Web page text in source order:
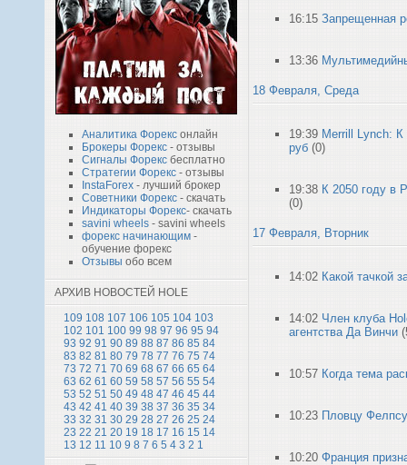
Аналитика Форекс онлайн
Брокеры Форекс - отзывы
Сигналы Форекс бесплатно
Стратегии Форекс - отзывы
InstaForex - лучший брокер
Советники Форекс - скачать
Индикаторы Форекс- скачать
savini wheels - savini wheels
форекс начинающим -
обучение форекс
Отзывы обо всем
АРХИВ НОВОСТЕЙ HOLE
109 108 107 106 105 104 103
102 101 100 99 98 97 96 95 94
93 92 91 90 89 88 87 86 85 84
83 82 81 80 79 78 77 76 75 74
73 72 71 70 69 68 67 66 65 64
63 62 61 60 59 58 57 56 55 54
53 52 51 50 49 48 47 46 45 44
43 42 41 40 39 38 37 36 35 34
33 32 31 30 29 28 27 26 25 24
23 22 21 20 19 18 17 16 15 14
13 12 11 10 9 8 7 6 5 4 3 2 1
16:15 Запрещенная
13:36
18 Февраля, Среда
19:39 Merrill Lynch: К
руб (0)
19:38 К 2050 году в
(0)
17 Февраля, Вторник
14:02 Какой тачкой
14:02 Член клуба
агентства Да Винчи
10:57 Когда тема
10:23 Пловцу
10:20 Франция